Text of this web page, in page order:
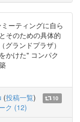
ーティングに自ら
そのための具体的
ランドプラザ）
かけた" コンパク
(投稿一覧)
10
ク (12)